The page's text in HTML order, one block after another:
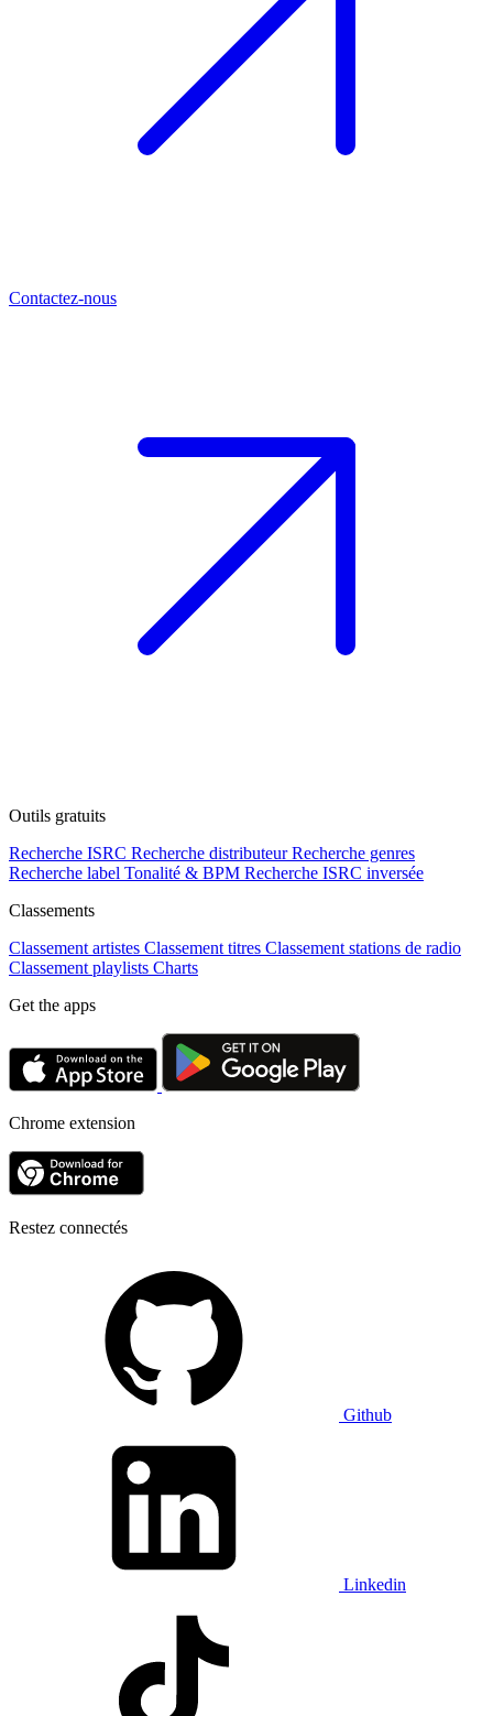
Contactez-nous
Outils gratuits
Recherche ISRC Recherche distributeur Recherche genres
Recherche label Tonalité & BPM Recherche ISRC inversée
Classements
Classement artistes Classement titres Classement stations de radio
Classement playlists Charts
Get the apps
Chrome extension
Restez connectés
Github
Linkedin